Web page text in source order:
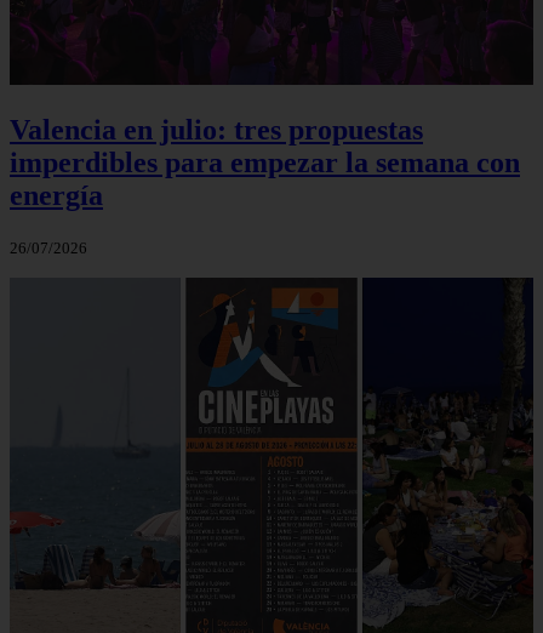
Valencia en julio: tres propuestas
imperdibles para empezar la semana con
energía
26/07/2026